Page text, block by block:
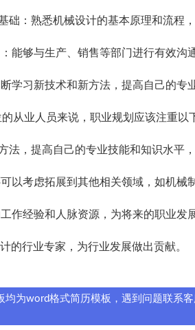
础：熟悉机械设计的基本原理和流程
能够与生产、销售等部门进行有效沟
学习新技术和新方法，提高自己的专
从业人员来说，职业规划应该注重以
法，提高自己的专业技能和知识水平
以考虑拓展到其他相关领域，如机械
作经验和人脉资源，为将来的职业发
的行业专家，为行业发展做出贡献。
均为word格式简历模板，遇到问题联系